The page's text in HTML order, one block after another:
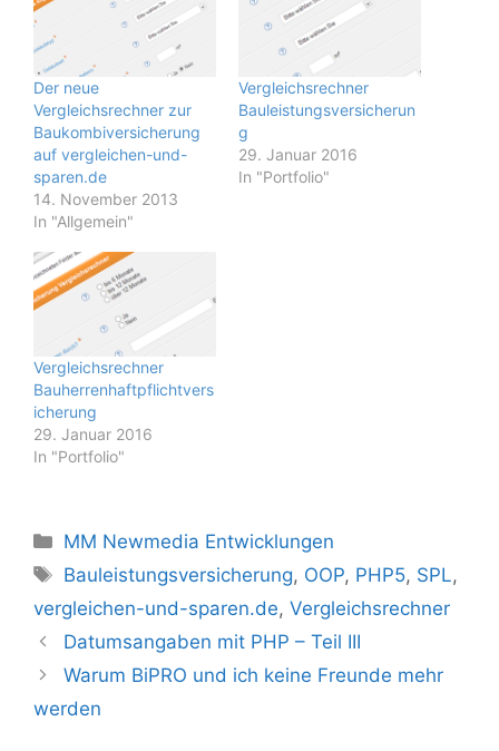
Der neue
Vergleichsrechner zur
Baukombiversicherung
auf vergleichen-und-
sparen.de
14. November 2013
In "Allgemein"
Vergleichsrechner
Bauleistungsversicherun
g
29. Januar 2016
In "Portfolio"
Vergleichsrechner
Bauherrenhaftpflichtvers
icherung
29. Januar 2016
In "Portfolio"
Kategorien
MM Newmedia Entwicklungen
Schlagwörter
Bauleistungsversicherung, OOP, PHP5, SPL,
vergleichen-und-sparen.de, Vergleichsrechner
Datumsangaben mit PHP – Teil III
Warum BiPRO und ich keine Freunde mehr
werden